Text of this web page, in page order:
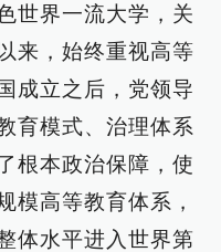
世界一流大学，关
来，始终重视高等
成立之后，党领导
育模式、治理体系
根本政治保障，使
模高等教育体系，
体水平进入世界第